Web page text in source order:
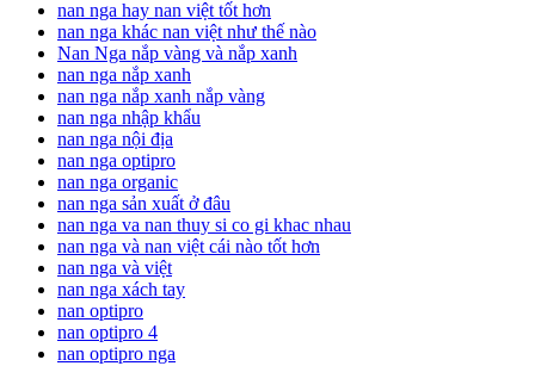
nan nga hay nan việt tốt hơn
nan nga khác nan việt như thế nào
Nan Nga nắp vàng và nắp xanh
nan nga nắp xanh
nan nga nắp xanh nắp vàng
nan nga nhập khẩu
nan nga nội địa
nan nga optipro
nan nga organic
nan nga sản xuất ở đâu
nan nga va nan thuy si co gi khac nhau
nan nga và nan việt cái nào tốt hơn
nan nga và việt
nan nga xách tay
nan optipro
nan optipro 4
nan optipro nga